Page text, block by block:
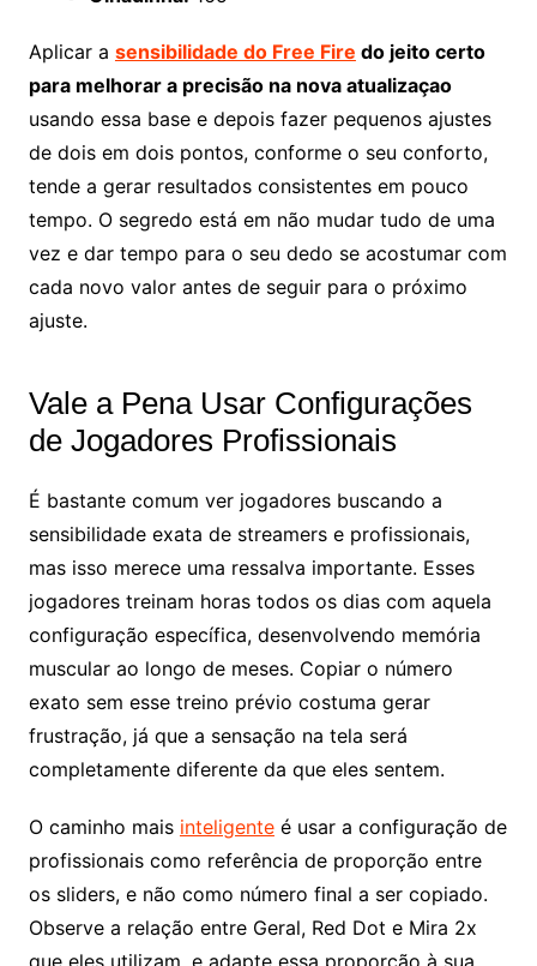
Aplicar a sensibilidade do Free Fire do jeito certo
para melhorar a precisão na nova atualizaçao
usando essa base e depois fazer pequenos ajustes
de dois em dois pontos, conforme o seu conforto,
tende a gerar resultados consistentes em pouco
tempo. O segredo está em não mudar tudo de uma
vez e dar tempo para o seu dedo se acostumar com
cada novo valor antes de seguir para o próximo
ajuste.
Vale a Pena Usar Configurações
de Jogadores Profissionais
É bastante comum ver jogadores buscando a
sensibilidade exata de streamers e profissionais,
mas isso merece uma ressalva importante. Esses
jogadores treinam horas todos os dias com aquela
configuração específica, desenvolvendo memória
muscular ao longo de meses. Copiar o número
exato sem esse treino prévio costuma gerar
frustração, já que a sensação na tela será
completamente diferente da que eles sentem.
O caminho mais inteligenteé usar a configuração de
profissionais como referência de proporção entre
os sliders, e não como número final a ser copiado.
Observe a relação entre Geral, Red Dot e Mira 2x
que eles utilizam, e adapte essa proporção à sua